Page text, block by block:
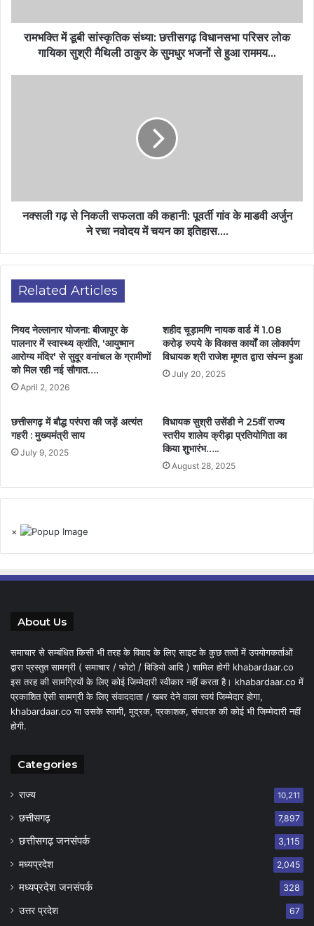
रामभक्ति में डूबी सांस्कृतिक संध्या: छत्तीसगढ़ विधानसभा परिसर लोक
गायिका सुश्री मैथिली ठाकुर के सुमधुर भजनों से हुआ राममय…
नक्सली गढ़ से निकली सफलता की कहानी: पूवर्ती गांव के माडवी अर्जुन
ने रचा नवोदय में चयन का इतिहास….
Related Articles
नियद नेल्लानार योजना: बीजापुर के
पालनार में स्वास्थ्य क्रांति, 'आयुष्मान
आरोग्य मंदिर' से सुदूर वनांचल के ग्रामीणों
को मिल रही नई सौगात….
April 2, 2026
शहीद चूड़ामणि नायक वार्ड में 1.08
करोड़ रुपये के विकास कार्यों का लोकार्पण
विधायक श्री राजेश मूणत द्वारा संपन्न हुआ
July 20, 2025
छत्तीसगढ़ में बौद्ध परंपरा की जड़ें अत्यंत
गहरी : मुख्यमंत्री साय
July 9, 2025
विधायक सुश्री उसेंडी ने 25वीं राज्य
स्तरीय शालेय क्रीड़ा प्रतियोगिता का
किया शुभारंभ…..
August 28, 2025
×
About Us
समाचार से सम्बंधित किसी भी तरह के विवाद के लिए साइट के कुछ तत्वों में उपयोगकर्ताओं
द्वारा प्रस्तुत सामग्री ( समाचार / फोटो / विडियो आदि ) शामिल होगी khabardaar.co
इस तरह की सामग्रियों के लिए कोई जिम्मेदारी स्वीकार नहीं करता है। khabardaar.co में
प्रकाशित ऐसी सामग्री के लिए संवाददाता / खबर देने वाला स्वयं जिम्मेदार होगा,
khabardaar.co या उसके स्वामी, मुद्रक, प्रकाशक, संपादक की कोई भी जिम्मेदारी नहीं
होगी.
Categories
राज्य 10,211
छत्तीसगढ़ 7,897
छत्तीसगढ़ जनसंपर्क 3,115
मध्यप्रदेश 2,045
मध्यप्रदेश जनसंपर्क 328
उत्तर प्रदेश 67